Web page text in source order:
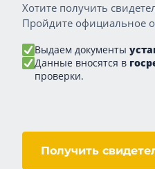
Хотите получить
Пройдите официальное
Выдаем документы
Данные вносятся в
проверки.
Получить